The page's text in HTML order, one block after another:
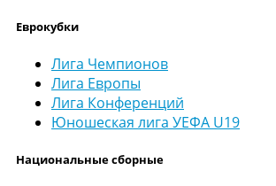
Еврокубки
Лига Чемпионов
Лига Европы
Лига Конференций
Юношеская лига УЕФА U19
Национальные сборные